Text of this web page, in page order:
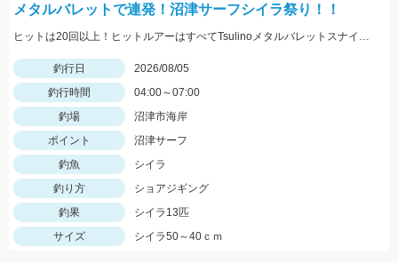
メタルバレットで連発！沼津サーフシイラ祭り！！
ヒットは20回以上！ヒットルアーはすべてTsulinoメタルバレットスナイパー40ｇでした。
釣行日
2026/08/05
釣行時間
04:00～07:00
釣場
沼津市海岸
ポイント
沼津サーフ
釣魚
シイラ
釣り方
ショアジギング
釣果
シイラ13匹
サイズ
シイラ50～40ｃｍ